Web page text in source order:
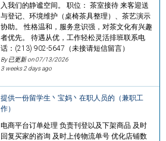
入我们的静谧空间。 职位： 茶室接待 来客迎送
与登记、环境维护（桌椅茶具整理）、茶艺演示
协助。 性格温和，服务意识强，对茶文化有兴趣
者优先。 待遇从优，工作轻松灵活排班联系电
话：(213) 902-5647（未接请短信留言）
By 已更新 on07/13/2026
3 weeks 2 days ago
提供一份留学生丶宝妈丶在职人员的（兼职工
作）
电商平台订单处理 负责刊登以及下架商品 及时
回复买家的咨询 及时上传物流单号 优化店铺数